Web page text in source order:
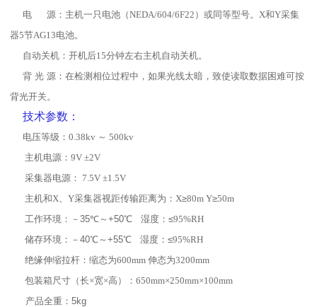
电
源：主机一只电池（NEDA/604/6F22 ）或同等型号。 X和Y采集
器5节AG13电池。
自动关机：开机后15分钟左右主机自动关机。
背 光 源：在检测相位过程中，如果光线太暗，致使读取数据困难可按
背光开关。
技术参数：
电压等级： 0.38kv ～ 500kv
主机电源： 9V ±2V
采集器电源： 7.5V ±1.5V
主机和X、 Y采集器视距传输距离为： X≥80m Y≥50m
工作环境 ：－ 35℃～ +50℃湿度： ≤95%RH
储存环境： － 40℃～ +55℃湿度： ≤95%RH
绝缘伸缩拉杆：缩态为600mm 伸态为3200mm
包装箱尺寸（长×宽×高）： 650mm×250mm×100mm
产品全重： 5kg